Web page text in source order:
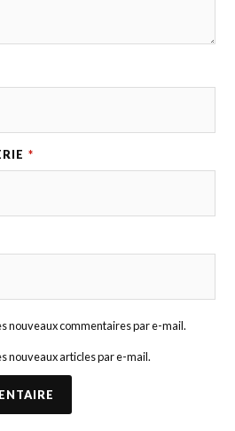
*
nouveaux commentaires par e-mail.
nouveaux articles par e-mail.